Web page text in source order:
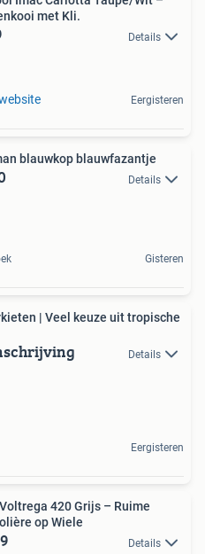
met Kli.
Details
Eergisteren
blauwkop blauwfazantje
Details
Gisteren
| Veel keuze uit tropische
Details
Eergisteren
420 Grijs – Ruime
op Wiele
Details